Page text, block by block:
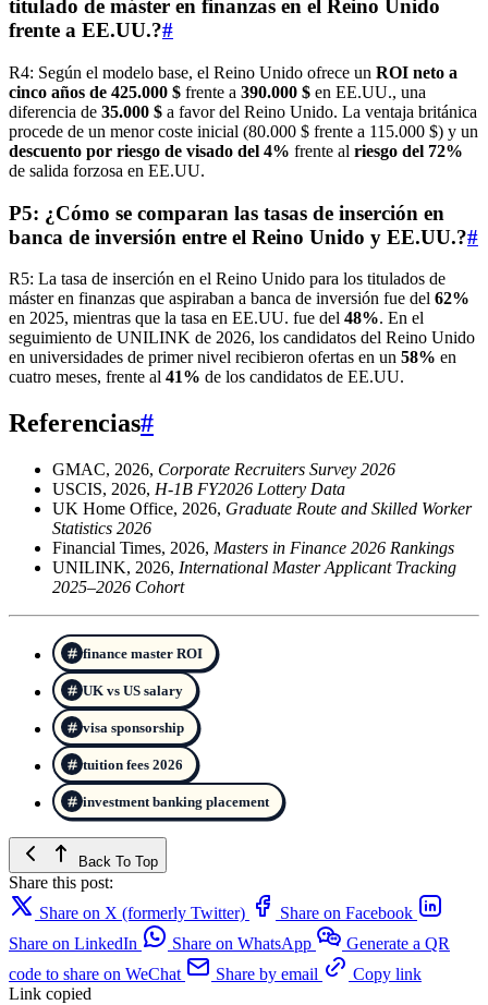
titulado de máster en finanzas en el Reino Unido
frente a EE.UU.?#
R4: Según el modelo base, el Reino Unido ofrece un ROI neto a
cinco años de 425.000 $ frente a 390.000 $ en EE.UU., una
diferencia de 35.000 $ a favor del Reino Unido. La ventaja británica
procede de un menor coste inicial (80.000 $ frente a 115.000 $) y un
descuento por riesgo de visado del 4% frente al riesgo del 72%
de salida forzosa en EE.UU.
P5: ¿Cómo se comparan las tasas de inserción en
banca de inversión entre el Reino Unido y EE.UU.?#
R5: La tasa de inserción en el Reino Unido para los titulados de
máster en finanzas que aspiraban a banca de inversión fue del 62%
en 2025, mientras que la tasa en EE.UU. fue del 48%. En el
seguimiento de UNILINK de 2026, los candidatos del Reino Unido
en universidades de primer nivel recibieron ofertas en un 58% en
cuatro meses, frente al 41% de los candidatos de EE.UU.
Referencias#
GMAC, 2026, Corporate Recruiters Survey 2026
USCIS, 2026, H-1B FY2026 Lottery Data
UK Home Office, 2026, Graduate Route and Skilled Worker
Statistics 2026
Financial Times, 2026, Masters in Finance 2026 Rankings
UNILINK, 2026, International Master Applicant Tracking
2025–2026 Cohort
finance master ROI
UK vs US salary
visa sponsorship
tuition fees 2026
investment banking placement
Back To Top
Share this post:
Share on X (formerly Twitter)
Share on Facebook
Share on LinkedIn
Share on WhatsApp
Generate a QR
code to share on WeChat
Share by email
Copy link
Link copied